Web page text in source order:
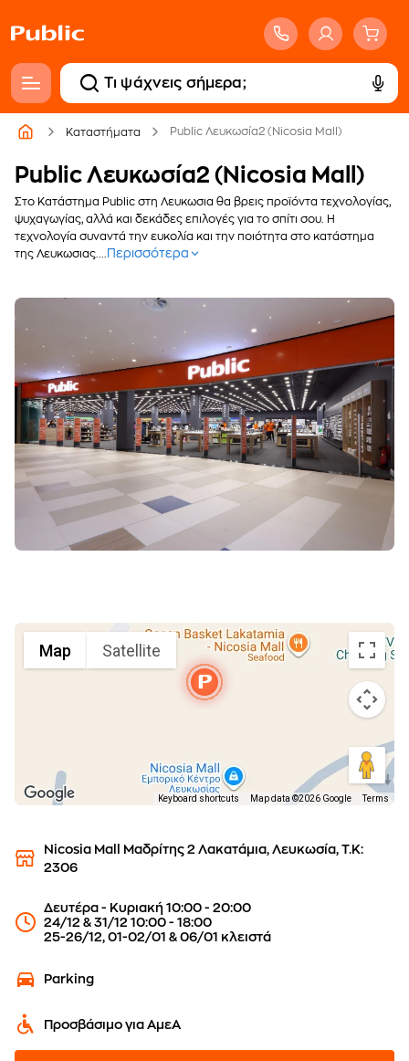
Καταστήματα Public Λευκωσία2 (Nicosia Mall)
Public Λευκωσία2 (Nicosia Mall)
Στο Κατάστημα Public στη Λευκωσια θα βρεις προϊόντα τεχνολογίας,
ψυχαγωγίας, αλλά και δεκάδες επιλογές για το σπίτι σου. Η
τεχνολογία συναντά την ευκολία και την ποιότητα στο κατάστημα
της Λευκωσιας....
Περισσότερα
Nicosia Mall Μαδρίτης 2 Λακατάμια, Λευκωσία, Τ.Κ:
2306
Δευτέρα - Κυριακή 10:00 - 20:00
24/12 & 31/12 10:00 - 18:00
25-26/12, 01-02/01 & 06/01 κλειστά
Parking
Προσβάσιμο για ΑμεΑ
Map Satellite
Keyboard shortcuts Map data ©2026 Google Terms